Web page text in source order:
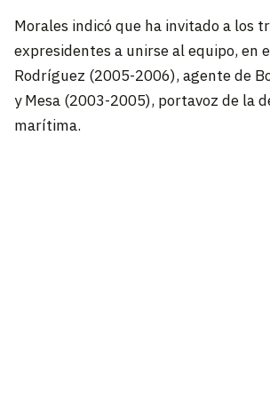
Morales indicó que ha invitado a los
expresidentes a unirse al equipo, en
Rodríguez (2005-2006), agente de
y Mesa (2003-2005), portavoz de la
marítima.